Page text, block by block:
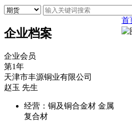
企业档案
企业会员
第1年
天津市丰源铜业有限公司
赵玉 先生
经营： 铜及铜合金材 金属
复合材
首